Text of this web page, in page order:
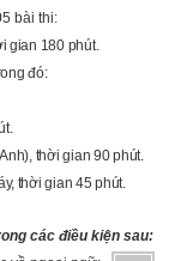
bài thi:
gian 180 phút.
đó:
thời gian 90 phút.
thời gian 45 phút.
các điều kiện sau: